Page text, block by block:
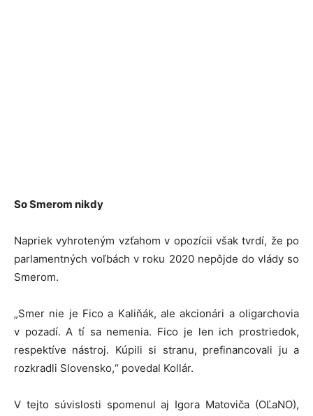
So Smerom nikdy
Napriek vyhroteným vzťahom v opozícii však tvrdí, že po
parlamentných voľbách v roku 2020 nepôjde do vlády so
Smerom.
„Smer nie je Fico a Kaliňák, ale akcionári a oligarchovia
v pozadí. A tí sa nemenia. Fico je len ich prostriedok,
respektíve nástroj. Kúpili si stranu, prefinancovali ju a
rozkradli Slovensko,“ povedal Kollár.
V tejto súvislosti spomenul aj Igora Matoviča (OĽaNO),